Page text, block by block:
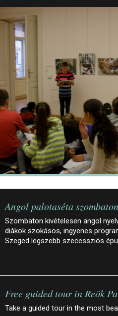
Angol palotaséta szombaton
Szombaton kivételesen angol
diákok szokásos, ingyenes
Szeged legszebb szecessziós
Free guided tour in Reök
Take a guided tour in the most